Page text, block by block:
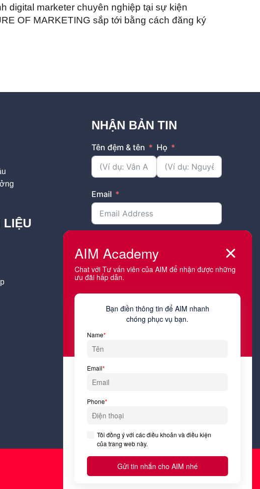
digital marketer chuyên nghiệp tại sự kiện
OF MARKETING sắp tới bằng cách đăng ký
LIỆU
NHẬN BẢN TIN
Tên đệm & tên Họ
Email
thành nào?
Tôi đồng ý với
Điều khoản
Đăng ký